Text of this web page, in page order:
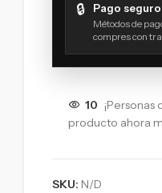
🔒 Pago seguro
Métodos de
compres con
10
producto ahora
SKU: N/D